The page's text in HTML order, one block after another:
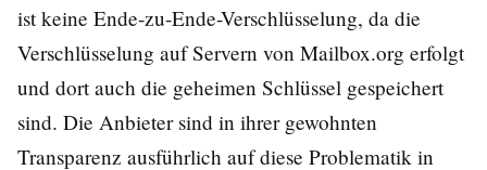
ist keine Ende-zu-Ende-Verschlüsselung, da die
Verschlüsselung auf Servern von Mailbox.org erfolgt
und dort auch die geheimen Schlüssel gespeichert
sind. Die Anbieter sind in ihrer gewohnten
Transparenz ausführlich auf diese Problematik in